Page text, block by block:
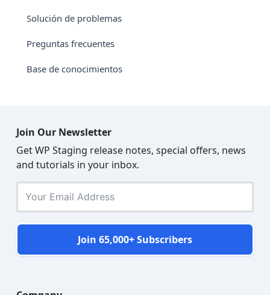
Solución de problemas
Preguntas frecuentes
Base de conocimientos
Join Our Newsletter
Get WP Staging release notes, special offers, news
and tutorials in your inbox.
Join 65,000+ Subscribers